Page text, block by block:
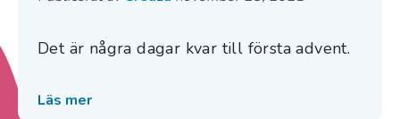
Det är några dagar kvar till första advent.
Läs mer